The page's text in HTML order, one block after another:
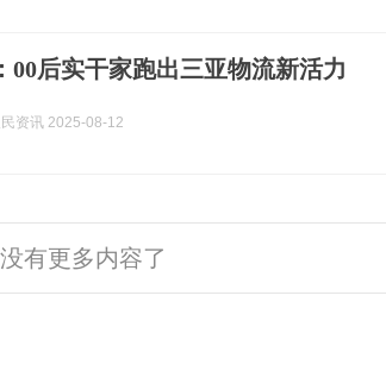
00后实干家跑出三亚物流新活力
民资讯 2025-08-12
没有更多内容了